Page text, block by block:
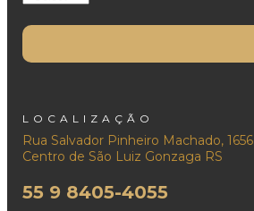
LOCALIZAÇÃO
Rua Salvador Pinheiro Machado, 1656
Centro de São Luiz Gonzaga RS
55 9 8405-4055